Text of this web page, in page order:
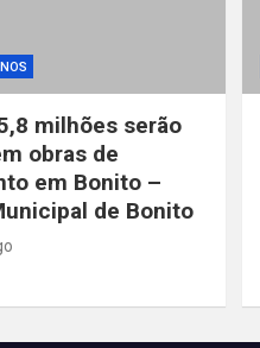
milhões serão
obras de
em Bonito –
de Bonito